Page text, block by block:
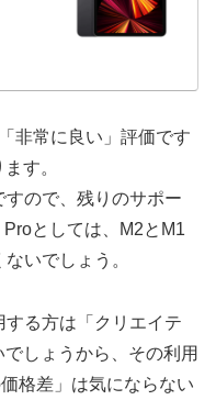
非常に良い」評価です
す。
ので、残りのサポー
としては、M2とM1
いでしょう。
する方は「クリエイテ
しょうから、その利用
格差」は気にならない